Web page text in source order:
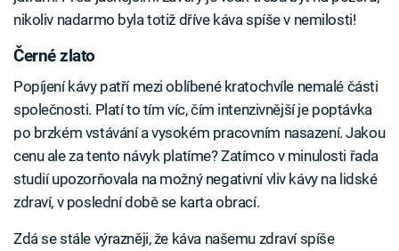
nikoliv nadarmo byla totiž dříve káva spíše v nemilosti!
Černé zlato
Popíjení kávy patří mezi oblíbené kratochvíle nemalé části
společnosti. Platí to tím víc, čím intenzivnější je poptávka
po brzkém vstávání a vysokém pracovním nasazení. Jakou
cenu ale za tento návyk platíme? Zatímco v minulosti řada
studií upozorňovala na možný negativní vliv kávy na lidské
zdraví, v poslední době se karta obrací.
Zdá se stále výrazněji, že káva našemu zdraví spíše